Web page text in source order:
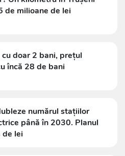
de milioane de lei
doar 2 bani, prețul
încă 28 de bani
numărul stațiilor
până în 2030. Planul
de lei